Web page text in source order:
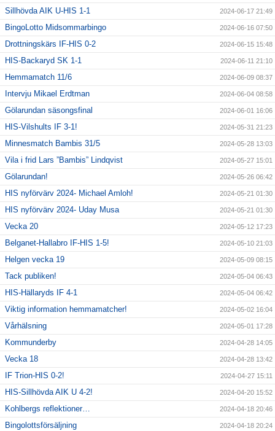
Sillhövda AIK U-HIS 1-1 2024-06-17 21:49
BingoLotto Midsommarbingo 2024-06-16 07:50
Drottningskärs IF-HIS 0-2 2024-06-15 15:48
HIS-Backaryd SK 1-1 2024-06-11 21:10
Hemmamatch 11/6 2024-06-09 08:37
Intervju Mikael Erdtman 2024-06-04 08:58
Gölarundan säsongsfinal 2024-06-01 16:06
HIS-Vilshults IF 3-1! 2024-05-31 21:23
Minnesmatch Bambis 31/5 2024-05-28 13:03
Vila i frid Lars ”Bambis” Lindqvist 2024-05-27 15:01
Gölarundan! 2024-05-26 06:42
HIS nyförvärv 2024- Michael Amloh! 2024-05-21 01:30
HIS nyförvärv 2024- Uday Musa 2024-05-21 01:30
Vecka 20 2024-05-12 17:23
Belganet-Hallabro IF-HIS 1-5! 2024-05-10 21:03
Helgen vecka 19 2024-05-09 08:15
Tack publiken! 2024-05-04 06:43
HIS-Hällaryds IF 4-1 2024-05-04 06:42
Viktig information hemmamatcher! 2024-05-02 16:04
Vårhälsning 2024-05-01 17:28
Kommunderby 2024-04-28 14:05
Vecka 18 2024-04-28 13:42
IF Trion-HIS 0-2! 2024-04-27 15:11
HIS-Sillhövda AIK U 4-2! 2024-04-20 15:52
Kohlbergs reflektioner… 2024-04-18 20:46
Bingolottsförsäljning 2024-04-18 20:24